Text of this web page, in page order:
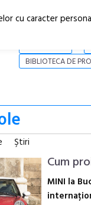
BIBLIOTECA DE
Ştiri
Cum
MINI la
cu caracter